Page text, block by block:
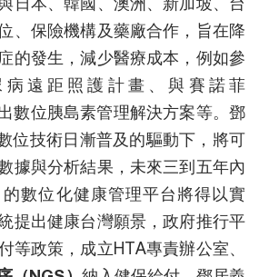
、保險機構及藥廠合作，旨在降
的發生，減少醫療成本，例如參
遠距照護計畫、與賽諾菲
數位胰島素管理解決方案等。鄧
位技術日漸普及的驅動下，將可
據與分析結果，未來三到五年內
的數位化健康管理平台將得以實
提出健康台灣願景，政府推行平
等政策，成立HTA專責辦公室、